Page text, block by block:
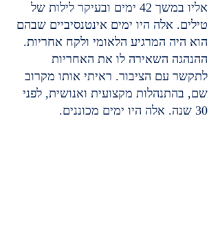
אליו במשך 42 ימים ובעיקר לילות של
טילים. אלה היו ימים אינטנסיביים שבהם
הוא היה המרגיע הלאומי ולקח אחריות.
ההנהגה השאירה לו את האחריות
לתקשר עם הציבור. ראיתי אותו מקרוב
שם, בהתנהלות מקצועית ואנושית, לפני
30 שנה. אלה היו ימים מכוננים.